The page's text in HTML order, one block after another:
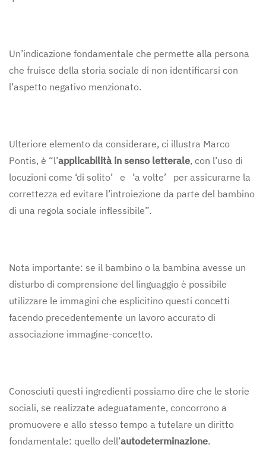
Un’indicazione fondamentale che permette alla persona
che fruisce della storia sociale di non identificarsi con
l’aspetto negativo menzionato.
Ulteriore elemento da considerare, ci illustra Marco
Pontis, è “l’applicabilità in senso letterale, con l’uso di
locuzioni come ‘di solito’ e ’a volte’ per assicurarne la
correttezza ed evitare l’introiezione da parte del bambino
di una regola sociale inflessibile”.
Nota importante: se il bambino o la bambina avesse un
disturbo di comprensione del linguaggio è possibile
utilizzare le immagini che esplicitino questi concetti
facendo precedentemente un lavoro accurato di
associazione immagine-concetto.
Conosciuti questi ingredienti possiamo dire che le storie
sociali, se realizzate adeguatamente, concorrono a
promuovere e allo stesso tempo a tutelare un diritto
fondamentale: quello dell’autodeterminazione.